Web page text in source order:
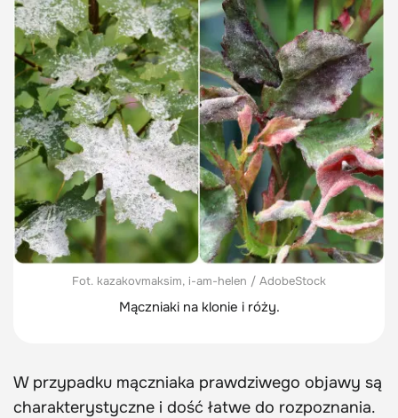
Fot. kazakovmaksim, i-am-helen / AdobeStock
Mączniaki na klonie i róży.
W przypadku mączniaka prawdziwego objawy są
charakterystyczne i dość łatwe do rozpoznania.